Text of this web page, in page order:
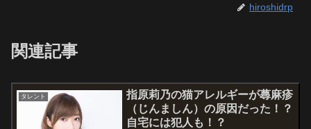
hiroshidrp
関連記事
タレント
指原莉乃の猫アレルギーが蕁麻疹
（じんましん）の原因だった！？
自宅には犯人も！？